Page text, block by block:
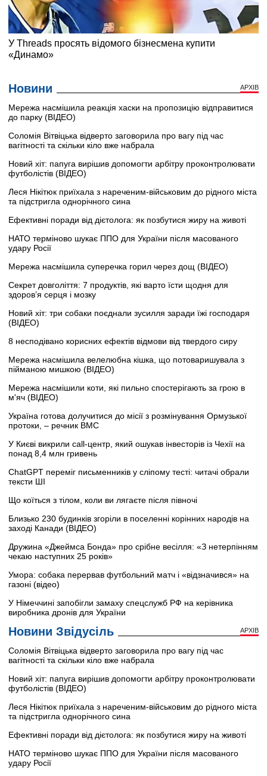
Новини АРХІВ
Мережа насмішила реакція хаски на пропозицію відправитися
до парку (ВІДЕО)
Соломія Вітвіцька відверто заговорила про вагу під час
вагітності та скільки кіло вже набрала
Новий хіт: папуга вирішив допомогти арбітру проконтролювати
футболістів (ВІДЕО)
Леся Нікітюк приїхала з нареченим-військовим до рідного міста
та підстригла однорічного сина
Ефективні поради від дієтолога: як позбутися жиру на животі
НАТО терміново шукає ППО для України після масованого
удару Росії
Мережа насмішила суперечка горил через дощ (ВІДЕО)
Секрет довголіття: 7 продуктів, які варто їсти щодня для
здоров’я серця і мозку
Новий хіт: три собаки поєднали зусилля заради їжі господаря
(ВІДЕО)
8 несподівано корисних ефектів відмови від твердого сиру
Мережа насмішила велелюбна кішка, що потоваришувала з
пійманою мишкою (ВІДЕО)
Мережа насмішили коти, які пильно спостерігають за грою в
м'яч (ВІДЕО)
Україна готова долучитися до місії з розмінування Ормузької
протоки, – речник ВМС
У Києві викрили call-центр, який ошукав інвесторів із Чехії на
понад 8,4 млн гривень
ChatGPT переміг письменників у сліпому тесті: читачі обрали
тексти ШІ
Що коїться з тілом, коли ви лягаєте після півночі
Близько 230 будинків згоріли в поселенні корінних народів на
заході Канади (ВІДЕО)
Дружина «Джеймса Бонда» про срібне весілля: «З нетерпінням
чекаю наступних 25 років»
Умора: собака перервав футбольний матч і «відзначився» на
газоні (відео)
У Німеччині запобігли замаху спецслужб РФ на керівника
виробника дронів для України
Новини Звідусіль АРХІВ
Соломія Вітвіцька відверто заговорила про вагу під час
вагітності та скільки кіло вже набрала
Новий хіт: папуга вирішив допомогти арбітру проконтролювати
футболістів (ВІДЕО)
Леся Нікітюк приїхала з нареченим-військовим до рідного міста
та підстригла однорічного сина
Ефективні поради від дієтолога: як позбутися жиру на животі
НАТО терміново шукає ППО для України після масованого
удару Росії